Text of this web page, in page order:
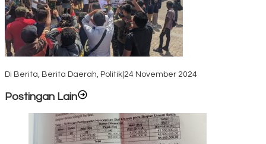
Di Berita, Berita Daerah, Politik 24 November 2024
Postingan Lain